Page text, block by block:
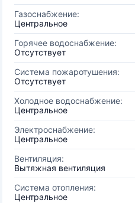
Газоснабжение:
Центральное
Горячее водоснабжение:
Отсутствует
Система пожаротушения:
Отсутствует
Холодное водоснабжение:
Центральное
Электроснабжение:
Центральное
Вентиляция:
Вытяжная вентиляция
Система отопления:
Центральное